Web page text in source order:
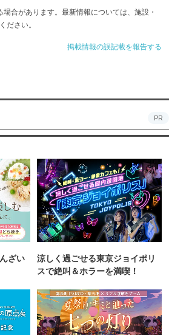
合があります。最新情報については、施設・
ださい。
掲載情報の誤記載を報告する
PR
ざい
涼しく過ごせる東京ジョイポリ
スで絶叫＆ホラーを満喫！